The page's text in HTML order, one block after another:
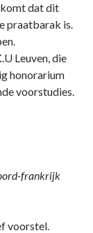
dat dit
praatbarak is.
Leuven, die
honorarium
voorstudies.
frankrijk
voorstel.